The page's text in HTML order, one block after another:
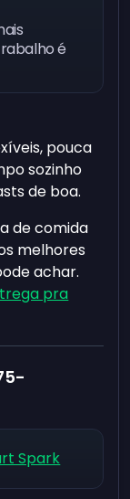
é
pouca
sozinho
de boa.
de comida
melhores
achar.
pra
Spark